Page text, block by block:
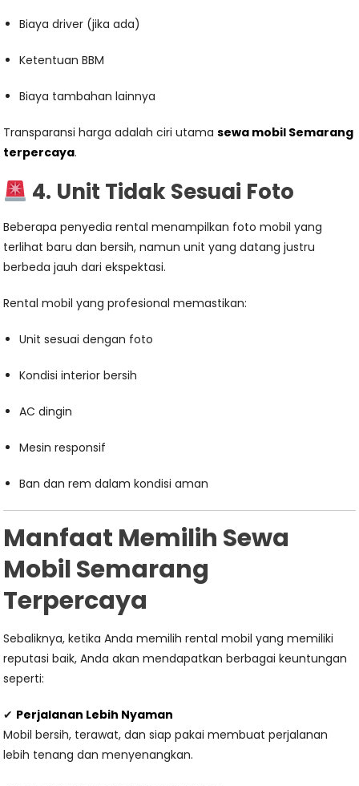
Biaya driver (jika ada)
Ketentuan BBM
Biaya tambahan lainnya
Transparansi harga adalah ciri utamasewa mobil Semarang
terpercaya.
4. Unit Tidak Sesuai Foto
Beberapa penyedia rental menampilkan foto mobil yang
terlihat baru dan bersih, namun unit yang datang justru
berbeda jauh dari ekspektasi.
Rental mobil yang profesional memastikan:
Unit sesuai dengan foto
Kondisi interior bersih
AC dingin
Mesin responsif
Ban dan rem dalam kondisi aman
Manfaat Memilih Sewa
Mobil Semarang
Terpercaya
Sebaliknya, ketika Anda memilih rental mobil yang memiliki
reputasi baik, Anda akan mendapatkan berbagai keuntungan
seperti:
✔ Perjalanan Lebih Nyaman
Mobil bersih, terawat, dan siap pakai membuat perjalanan
lebih tenang dan menyenangkan.